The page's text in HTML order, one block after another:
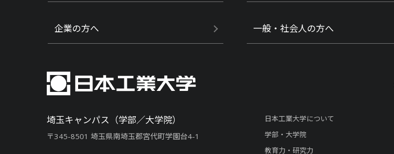
企業の方へ 一般・社会人の方へ
埼玉キャンパス（学部／大学院）
〒345-8501 埼玉県南埼玉郡宮代町学園台4-1
日本工業大学について
学部・大学院
教育力・研究力